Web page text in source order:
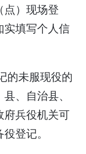
点）现场登
实填写个人信
的未服现役的
、自治县、
兵役机关可
登记。